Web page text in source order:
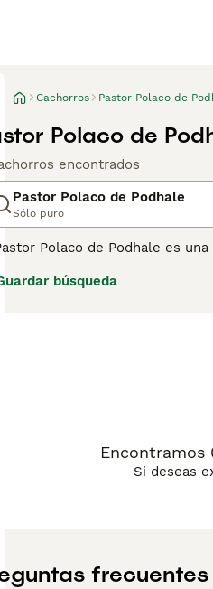
Cachorros Pastor Polaco de
Polaco de
encontrados
Pastor Polaco de Podhale
Sólo puro
Polaco de Podhale es
tamaño y pelaje blanco, es
búsqueda
Encontramos
Si deseas
frecuentes